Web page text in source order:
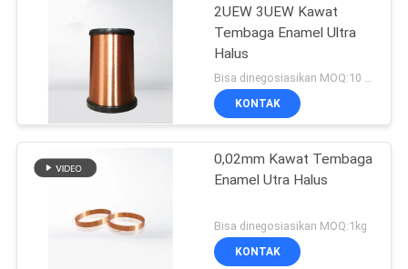
2UEW 3UEW Kawat
Tembaga Enamel Ultra
Halus
Bisa dinegosiasikan MOQ:10 Kilogram/Kilogram
KONTAK
0,02mm Kawat Tembaga
Enamel Utra Halus
Bisa dinegosiasikan MOQ:1kg
KONTAK